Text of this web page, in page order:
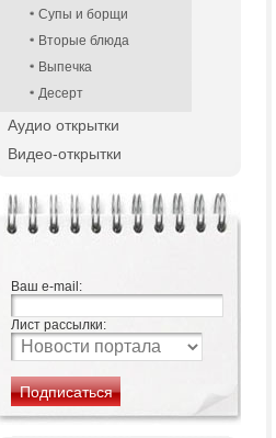
Супы и борщи
Вторые блюда
Выпечка
Десерт
Аудио открытки
Видео-открытки
Ваш e-mail:
Лист рассылки: